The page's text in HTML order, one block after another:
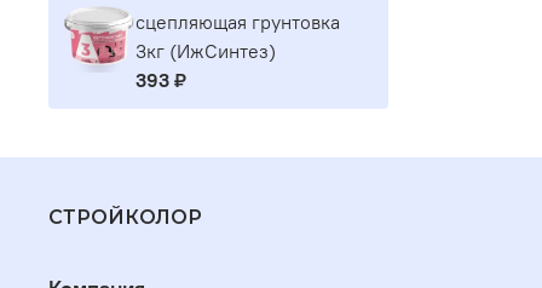
сцепляющая грунтовка
3кг (ИжСинтез)
393 ₽
СТРОЙКОЛОР